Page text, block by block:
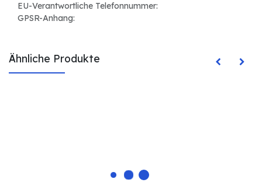
EU-Verantwortliche Telefonnummer:
GPSR-Anhang:
Ähnliche Produkte